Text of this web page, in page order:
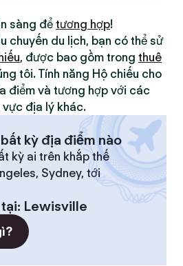
sàng đểtương hợp!
chuyến du lịch, bạn có thể sử
, được bao gồm trong thuê
tôi. Tính năng Hộ chiếu cho
điểm và tương hợp với các
vực địa lý khác.
kỳ địa điểm nào
kỳ ai trên khắp thế
Sydney, tới
: Lewisville